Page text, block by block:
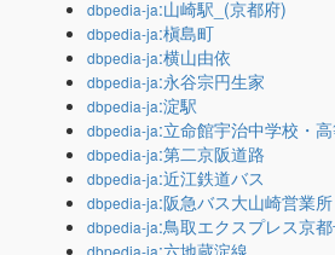
dbpedia-ja:山崎駅_(京都府)
dbpedia-ja:槇島町
dbpedia-ja:横山由依
dbpedia-ja:永谷宗円生家
dbpedia-ja:淀駅
dbpedia-ja:立命館宇治中学校・
dbpedia-ja:第二京阪道路
dbpedia-ja:近江鉄道バス
dbpedia-ja:阪急バス大山崎営業所
dbpedia-ja:鳥取エクスプレス京
dbpedia-ja:六地蔵淀線